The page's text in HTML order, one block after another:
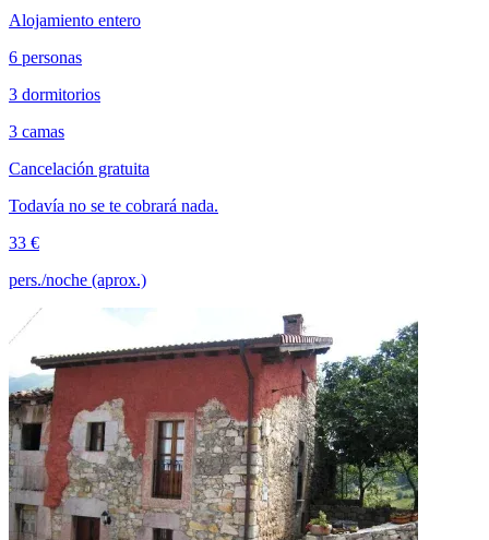
Alojamiento entero
6 personas
3 dormitorios
3 camas
Cancelación gratuita
Todavía no se te cobrará nada.
33 €
pers./noche (aprox.)